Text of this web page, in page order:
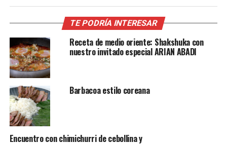
TE PODRÍA INTERESAR
Receta de medio oriente: Shakshuka con
nuestro invitado especial ARIAN ABADI
Barbacoa estilo coreana
Encuentro con chimichurri de cebollina y